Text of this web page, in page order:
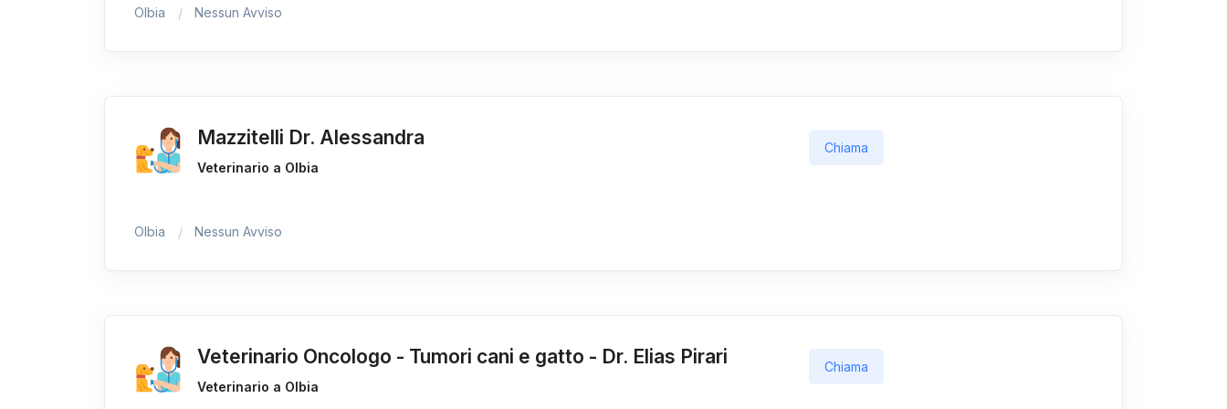
Olbia Nessun Avviso
Mazzitelli Dr. Alessandra
Veterinario a Olbia
Chiama
Olbia Nessun Avviso
Veterinario Oncologo - Tumori cani e gatto - Dr. Elias Pirari
Veterinario a Olbia
Chiama